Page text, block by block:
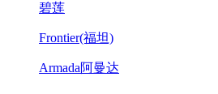
碧莲
Frontier(福坦)
Armada阿曼达